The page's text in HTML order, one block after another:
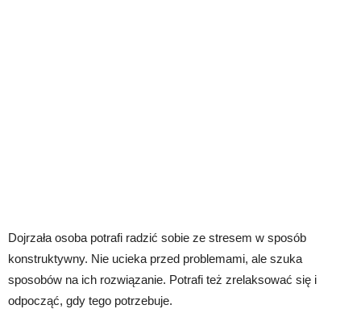
Dojrzała osoba potrafi radzić sobie ze stresem w sposób
konstruktywny. Nie ucieka przed problemami, ale szuka
sposobów na ich rozwiązanie. Potrafi też zrelaksować się i
odpocząć, gdy tego potrzebuje.